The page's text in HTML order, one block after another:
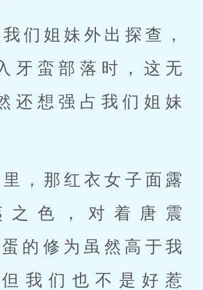
们姐妹外出探查，
牙蛮部落时，这无
还想强占我们姐妹
，那红衣女子面露
之色，对着唐震
的修为虽然高于我
我们也不是好惹